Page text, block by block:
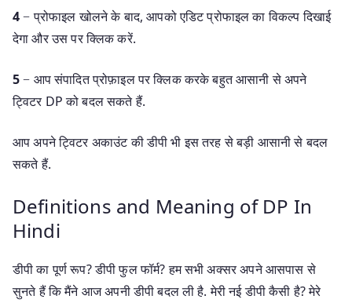
4− प्रोफाइल खोलने के बाद, आपको एडिट प्रोफाइल का विकल्प दिखाई
देगा और उस पर क्लिक करें.
5− आप संपादित प्रोफ़ाइल पर क्लिक करके बहुत आसानी से अपने
ट्विटर DP को बदल सकते हैं.
आप अपने ट्विटर अकाउंट की डीपी भी इस तरह से बड़ी आसानी से बदल
सकते हैं.
Definitions and Meaning of DP In
Hindi
डीपी का पूर्ण रूप? डीपी फुल फॉर्म? हम सभी अक्सर अपने आसपास से
सुनते हैं कि मैंने आज अपनी डीपी बदल ली है. मेरी नई डीपी कैसी है? मेरे